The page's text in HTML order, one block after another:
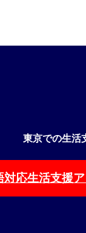
東京での生活
対応生活支援